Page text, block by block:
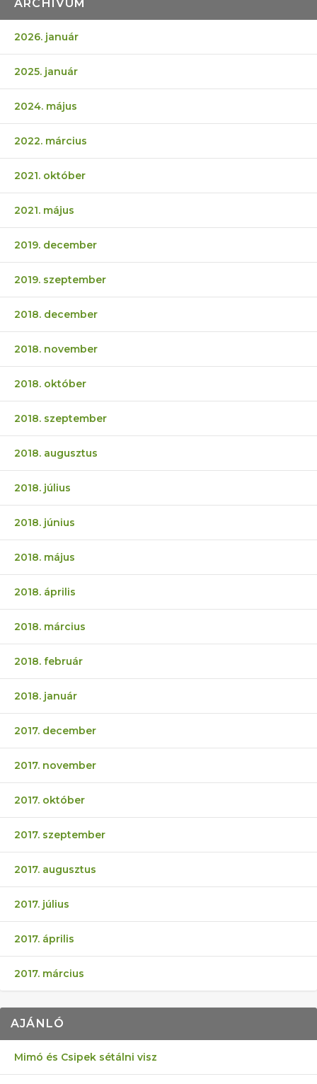
ARCHÍVUM
2026. január
2025. január
2024. május
2022. március
2021. október
2021. május
2019. december
2019. szeptember
2018. december
2018. november
2018. október
2018. szeptember
2018. augusztus
2018. július
2018. június
2018. május
2018. április
2018. március
2018. február
2018. január
2017. december
2017. november
2017. október
2017. szeptember
2017. augusztus
2017. július
2017. április
2017. március
AJÁNLÓ
Mimó és Csipek sétálni visz